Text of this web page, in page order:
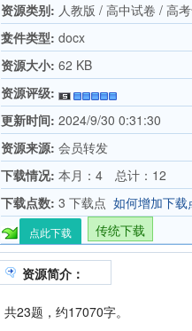
资源类别: 人教版 / 高中试卷 / 高
卷
文件类型: docx
资源大小: 62 KB
资源评级:
更新时间: 2024/9/30 0:31:30
资源来源: 会员转发
下载情况: 本月：4 总计：12
下载点数: 3 下载点 如何增加下载
点此下载 传统下载
资源简介：
共23题，约17070字。